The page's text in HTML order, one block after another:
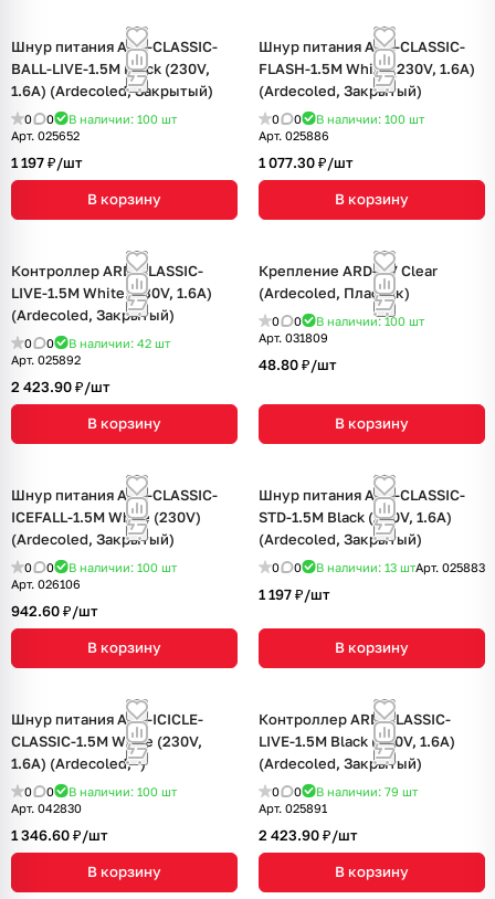
Шнур питания ARD-CLASSIC-
BALL-LIVE-1.5M Black (230V,
1.6A) (Ardecoled, Закрытый)
0 0 В наличии: 100 шт
Арт. 025652
1 197 ₽/шт
В корзину
Шнур питания ARD-CLASSIC-
FLASH-1.5M White (230V, 1.6A)
(Ardecoled, Закрытый)
0 0 В наличии: 100 шт
Арт. 025886
1 077.30 ₽/шт
В корзину
Контроллер ARD-CLASSIC-
LIVE-1.5M White (230V, 1.6A)
(Ardecoled, Закрытый)
0 0 В наличии: 42 шт
Арт. 025892
2 423.90 ₽/шт
В корзину
Крепление ARD-GV Clear
(Ardecoled, Пластик)
0 0 В наличии: 100 шт
Арт. 031809
48.80 ₽/шт
В корзину
Шнур питания ARD-CLASSIC-
ICEFALL-1.5M White (230V)
(Ardecoled, Закрытый)
0 0 В наличии: 100 шт
Арт. 026106
942.60 ₽/шт
В корзину
Шнур питания ARD-CLASSIC-
STD-1.5M Black (230V, 1.6A)
(Ardecoled, Закрытый)
0 0 В наличии: 13 штАрт. 025883
1 197 ₽/шт
В корзину
Шнур питания ARD-ICICLE-
CLASSIC-1.5M White (230V,
1.6A) (Ardecoled, -)
0 0 В наличии: 100 шт
Арт. 042830
1 346.60 ₽/шт
В корзину
Контроллер ARD-CLASSIC-
LIVE-1.5M Black (230V, 1.6A)
(Ardecoled, Закрытый)
0 0 В наличии: 79 шт
Арт. 025891
2 423.90 ₽/шт
В корзину